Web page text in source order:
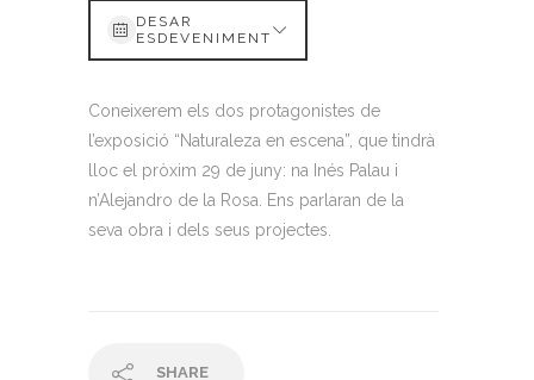
DESAR
ESDEVENIMENT
Coneixerem els dos protagonistes de
l’exposició “Naturaleza en escena”, que tindrà
lloc el pròxim 29 de juny: na Inés Palau i
n’Alejandro de la Rosa. Ens parlaran de la
seva obra i dels seus projectes.
SHARE